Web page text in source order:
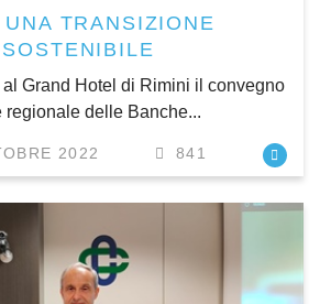
TRANSIZIONE
Grand Hotel di Rimini il convegno
delle Banche...
2022 841